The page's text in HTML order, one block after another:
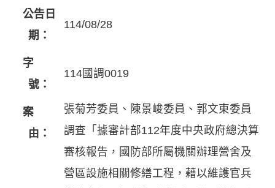
公告日
期：
114/08/28
字
號：
114國調0019
案
由：
張菊芳委員、陳景峻委員、郭文東委員
調查「據審計部112年度中央政府總決算
審核報告，國防部所屬機關辦理營舍及
營區設施相關修繕工程，藉以維護官兵